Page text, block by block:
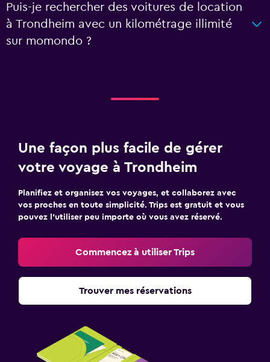
Puis-je rechercher des voitures de location
à Trondheim avec un kilométrage illimité
sur momondo ?
Une façon plus facile de gérer
votre voyage à Trondheim
Planifiez et organisez vos voyages, et collaborez avec
vos proches en toute simplicité. Trips est gratuit et vous
pouvez l’utiliser peu importe où vous avez réservé.
Commencez à utiliser Trips
Trouver mes réservations